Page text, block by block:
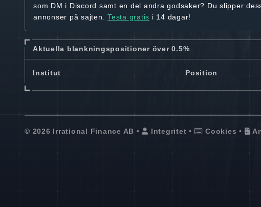
som DM i Discord samt en del andra godsaker? Du slipper
annonser på sajten. Testa gratis i 14 dagar!
Aktuella blankningspositioner över 0.5%
Institut Position
© 2026 Irrational Finance AB • Integritet • Cookies •